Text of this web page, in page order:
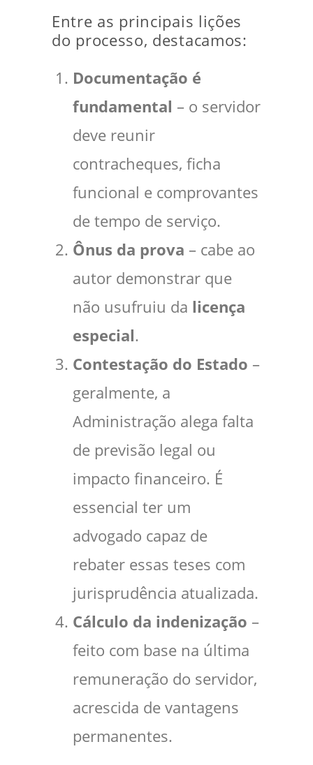
Entre as principais lições
do processo, destacamos:
Documentação é
fundamental – o servidor
deve reunir
contracheques, ficha
funcional e comprovantes
de tempo de serviço.
Ônus da prova – cabe ao
autor demonstrar que
não usufruiu da licença
especial.
Contestação do Estado –
geralmente, a
Administração alega falta
de previsão legal ou
impacto financeiro. É
essencial ter um
advogado capaz de
rebater essas teses com
jurisprudência atualizada.
Cálculo da indenização –
feito com base na última
remuneração do servidor,
acrescida de vantagens
permanentes.